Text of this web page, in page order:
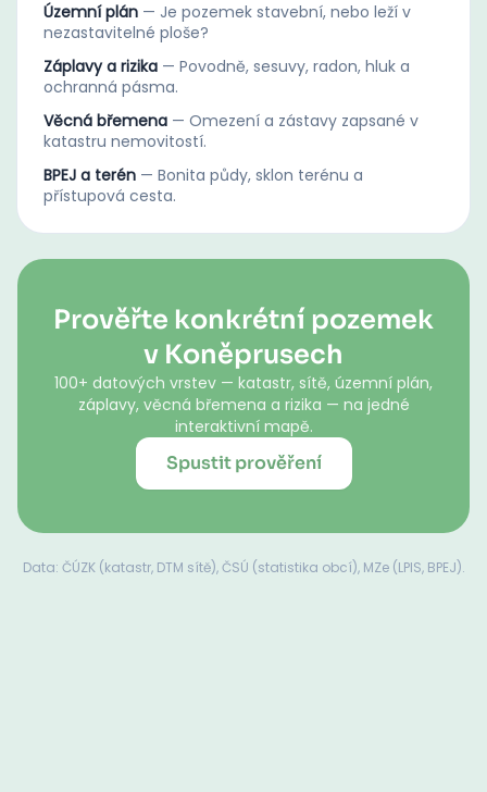
Územní plán — Je pozemek stavební, nebo leží v
nezastavitelné ploše?
Záplavy a rizika — Povodně, sesuvy, radon, hluk a
ochranná pásma.
Věcná břemena — Omezení a zástavy zapsané v
katastru nemovitostí.
BPEJ a terén — Bonita půdy, sklon terénu a
přístupová cesta.
Prověřte konkrétní pozemek
v Koněprusech
100+ datových vrstev — katastr, sítě, územní plán,
záplavy, věcná břemena a rizika — na jedné
interaktivní mapě.
Spustit prověření
Data: ČÚZK (katastr, DTM sítě), ČSÚ (statistika obcí), MZe (LPIS, BPEJ).